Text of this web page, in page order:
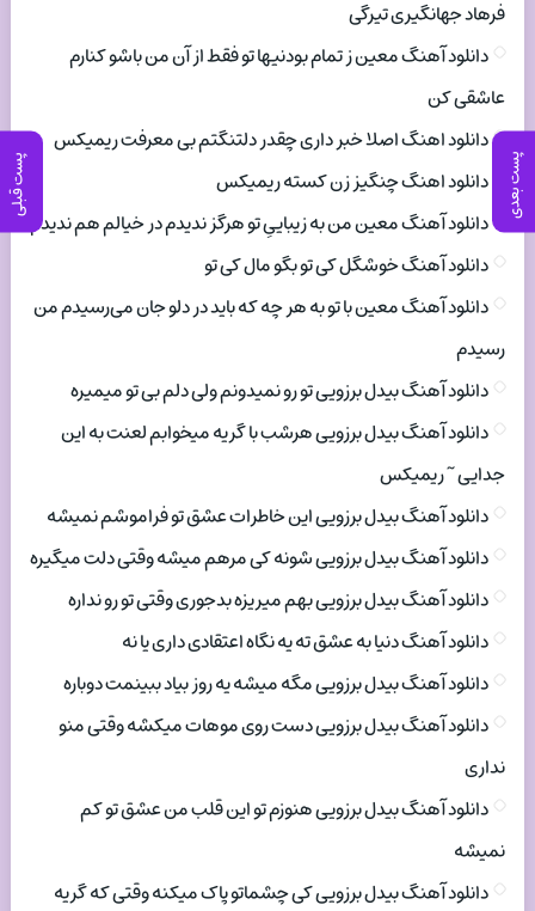
پست بعدی پست قبلی
فرهاد جهانگیری تیرگی
دانلود آهنگ معین ز تمام بودنیها تو فقط از آن من باشو کنارم
عاشقی کن
دانلود اهنگ اصلا خبر داری چقدر دلتنگتم بی معرفت ریمیکس
دانلود اهنگ چنگیز زن کسته ریمیکس
دانلود آهنگ معین من به زیباییِ تو هرگز ندیدم در خیالم هم ندیدم
دانلود آهنگ خوشگل کی تو بگو مال کی تو
دانلود آهنگ معین با تو به هر چه که باید در دلو جان می‌رسیدم من
رسیدم
دانلود آهنگ بیدل برزویی تو رو نمیدونم ولی دلم بی تو میمیره
دانلود آهنگ بیدل برزویی هرشب با گریه میخوابم لعنت به این
جدایی ~ ریمیکس
دانلود آهنگ بیدل برزویی این خاطرات عشق تو فراموشم نمیشه
دانلود آهنگ بیدل برزویی شونه کی مرهم میشه وقتی دلت میگیره
دانلود آهنگ بیدل برزویی بهم میریزه بدجوری وقتی تو رو نداره
دانلود آهنگ دنیا به عشق ته یه نگاه اعتقادی داری یا نه
دانلود آهنگ بیدل برزویی مگه میشه یه روز بیاد ببینمت دوباره
دانلود آهنگ بیدل برزویی دست روی موهات میکشه وقتی منو
نداری
دانلود آهنگ بیدل برزویی هنوزم تو این قلب من عشق تو کم
نمیشه
دانلود آهنگ بیدل برزویی کی چشماتو پاک میکنه وقتی که گریه